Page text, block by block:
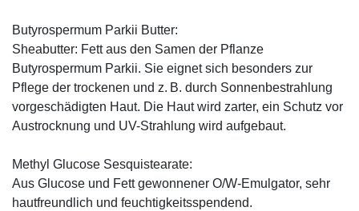
Butyrospermum Parkii Butter:
Sheabutter: Fett aus den Samen der Pflanze
Butyrospermum Parkii. Sie eignet sich besonders zur
Pflege der trockenen und z. B. durch Sonnenbestrahlung
vorgeschädigten Haut. Die Haut wird zarter, ein Schutz vor
Austrocknung und UV-Strahlung wird aufgebaut.
Methyl Glucose Sesquistearate:
Aus Glucose und Fett gewonnener O/W-Emulgator, sehr
hautfreundlich und feuchtigkeitsspendend.